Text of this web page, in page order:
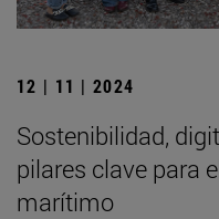
12 | 11 | 2024
Sostenibilidad,
pilares clave para
marítimo